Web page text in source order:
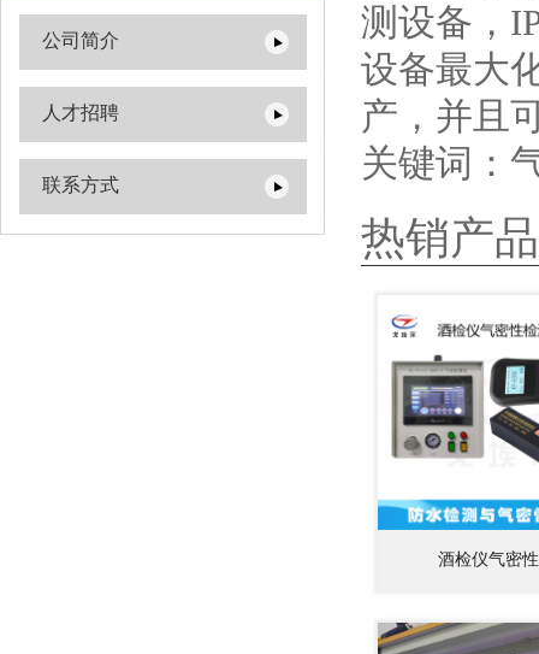
公司简介
人才招聘
联系方式
测设备，
设备最大
产，并且
关键词：
热销产
酒检仪气密